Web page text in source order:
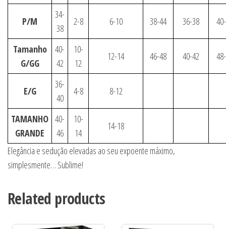
P/M
34-
38
2-8 6-10 38-44 36-38
Tamanho
G/GG
40-
42
10-
12
12-14 46-48 40-42
E/G
36-
40
4-8 8-12
TAMANHO
GRANDE
40-
46
10-
14
14-18
Elegância e sedução elevadas ao seu expoente máximo,
simplesmente… Sublime!
Related products